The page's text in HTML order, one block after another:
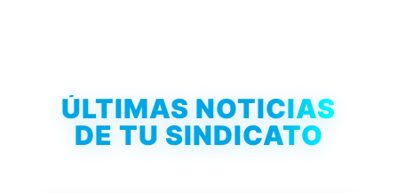
ÚLTIMAS NOTICIAS
DE TU SINDICATO